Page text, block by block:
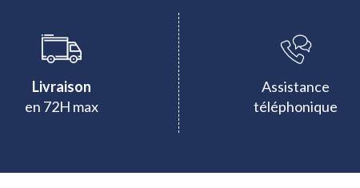
Livraison
en 72H max
Assistance
téléphonique